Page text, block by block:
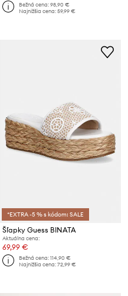
Bežná cena:98,90 €
Najnižšia cena:59,99 €
*EXTRA -5 % s kódom: SALE
Šľapky Guess BINATA
Aktuálna cena:
69,99 €
Bežná cena:114,90 €
Najnižšia cena:72,99 €